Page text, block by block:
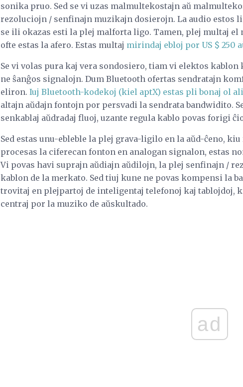
sonika pruo. Sed se vi uzas malmultekostajn aŭ
rezoluciojn / senfinajn muzikajn dosierojn. La audio estos
se ili okazas esti la plej malforta ligo. Tamen, plej multaj el
ofte estas la afero. Estas multaj mirindaj ebloj por US $ 250
Se vi volas pura kaj vera sondosiero, tiam vi elektos
ne ŝanĝos signalojn. Dum Bluetooth ofertas sendratajn
eliron. Iuj Bluetooth-kodekoj (kiel aptX) estas pli bonaj ol
altajn aŭdajn fontojn por persvadi la sendrata bandwidito.
senkablaj aŭdradaj fluoj, uzante regula kablo povas forigi
Sed estas unu-ebleble la plej grava-ligilo en la aŭd-ĉeno,
procesas la ciferecan fonton en analogan signalon, estas
Vi povas havi suprajn aŭdiajn aŭdilojn, la plej senfinajn /
kablon de la merkato. Sed tiuj kune ne povas kompensi la
trovitaj en plejpartoj de inteligentaj telefonoj kaj tablojdoj,
centraj por la muziko de aŭskultado.
ad